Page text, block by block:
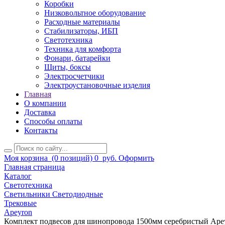
Коробки
Низковольтное оборудование
Расходные материалы
Стабилизаторы, ИБП
Светотехника
Техника для комфорта
Фонари, батарейки
Щиты, боксы
Электросчетчики
Электроустановочные изделия
Главная
О компании
Доставка
Способы оплаты
Контакты
Моя корзина (0 позиций) 0 руб. Оформить
Главная страница
Каталог
Светотехника
Светильники Светодиодные
Трековые
Apeyron
Комплект подвесов для шинопровода 1500мм серебристый